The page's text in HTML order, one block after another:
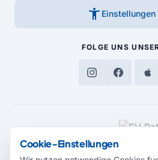
accessibility_new Einstellungen
FOLGE UNS
MEDIENPARTNER
Cookie-Einstellungen